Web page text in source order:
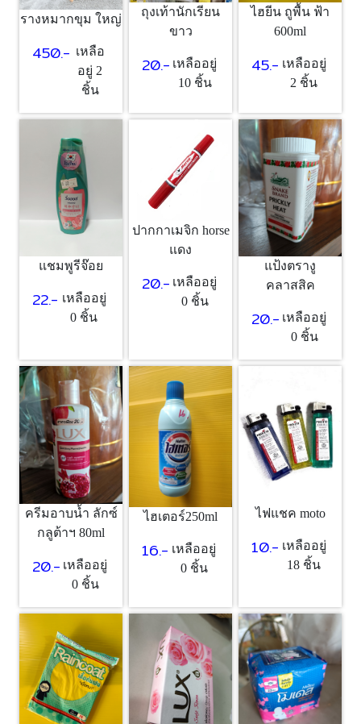
รางหมากขุม ใหญ่
450.- เหลือ
อยู่ 2
ชิ้น
ถุงเท้านักเรียน
ขาว
20.- เหลืออยู่
10 ชิ้น
ไฮยีน ถูพื้น ฟ้า
600ml
45.- เหลืออยู่
2 ชิ้น
แชมพูรีจ๊อย
22.- เหลืออยู่
0 ชิ้น
ปากกาเมจิก horse
แดง
20.- เหลืออยู่
0 ชิ้น
แป้งตรางู
คลาสสิค
20.- เหลืออยู่
0 ชิ้น
ครีมอาบน้ำ ลักซ์
กลูต้าฯ 80ml
20.- เหลืออยู่
0 ชิ้น
ไฮเตอร์250ml
16.- เหลืออยู่
0 ชิ้น
ไฟแชค moto
10.- เหลืออยู่
18 ชิ้น